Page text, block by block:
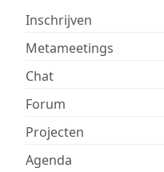
Inschrijven
Metameetings
Chat
Forum
Projecten
Agenda